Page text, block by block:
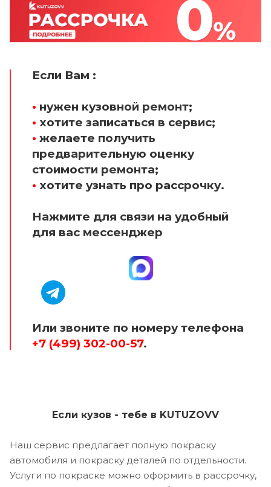
Если Вам :
• нужен кузовной ремонт;
• хотите записаться в сервис;
• желаете получить
предварительную оценку
стоимости ремонта;
• хотите узнать про рассрочку.
Нажмите для связи на удобный
для вас мессенджер
Или звоните по номеру телефона
+7 (499) 302-00-57.
Если кузов - тебе в KUTUZOVV
Наш сервис предлагает полную покраску
автомобиля и покраску деталей по отдельности.
Услуги по покраске можно оформить в рассрочку,